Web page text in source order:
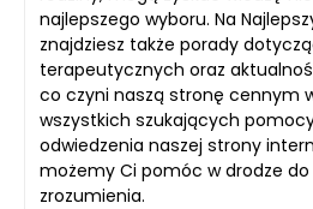
najlepszego wyboru. Na
znajdziesz także porady
terapeutycznych oraz
co czyni naszą stronę cennym
wszystkich szukających
odwiedzenia naszej strony
możemy Ci pomóc w drodze
zrozumienia.